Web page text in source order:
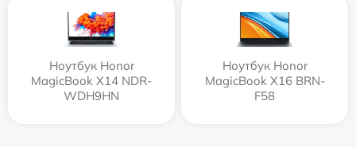
Ноутбук Honor
MagicBook X14 NDR-
WDH9HN
Ноутбук Honor
MagicBook X16 BRN-
F58